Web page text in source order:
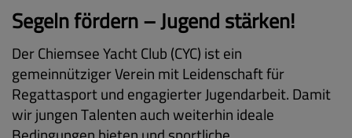
Segeln fördern – Jugend stärken!
Der Chiemsee Yacht Club (CYC) ist ein
gemeinnütziger Verein mit Leidenschaft für
Regattasport und engagierter Jugendarbeit. Damit
wir jungen Talenten auch weiterhin ideale